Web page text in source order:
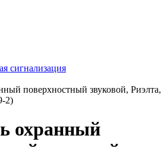
сигнализация
поверхностный звуковой, Риэлта,
2)
охранный